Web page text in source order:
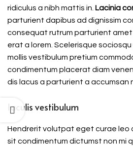
ridiculus a nibh mattis in. Lacinia
parturient dapibus ad dignissim
consequat rutrum parturient amet
erat a lorem. Scelerisque sociosqu
mollis vestibulum pretium
condimentum placerat diam
dis lacus a parturient a accumsan
Iaculis vestibulum
Hendrerit volutpat eget curae leo
sit condimentum dictumst non mi